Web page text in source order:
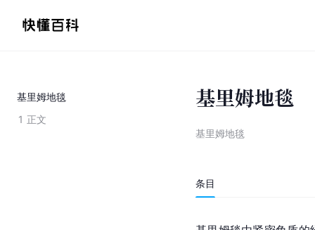
基里姆地毯
1 正文
基里姆地毯
基里姆地毯
条目